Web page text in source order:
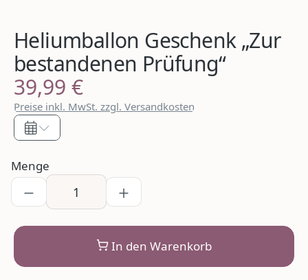
Heliumballon Geschenk „Zur
bestandenen Prüfung“
Regulärer Preis:
39,99 €
Preise inkl. MwSt. zzgl. Versandkosten
Menge
In den Warenkorb